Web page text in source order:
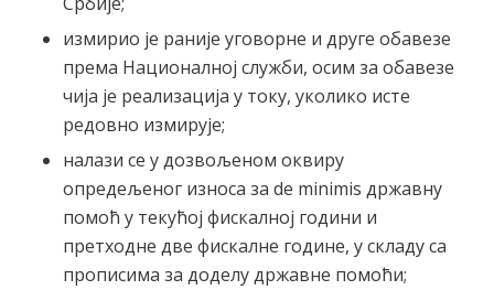
измирио је раније уговорне и друге обавезе
према Националној служби, осим за обавезе
чија је реализација у току, уколико исте
редовно измирује;
налази се у дозвољеном оквиру
опредељеног износа за de minimis државну
помоћ у текућој фискалној години и
претходне две фискалне године, у складу са
прописима за доделу државне помоћи;